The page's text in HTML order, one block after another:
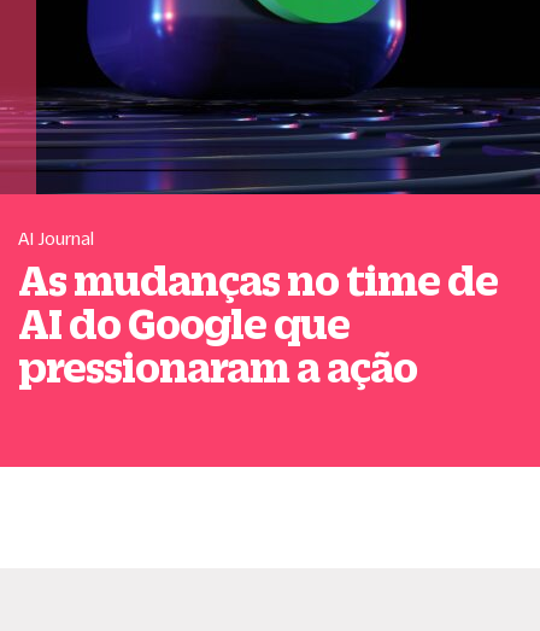
AI Journal
As mudanças no time de
AI do Google que
pressionaram a ação